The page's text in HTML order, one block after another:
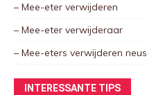
– Mee-eter verwijderen
– Mee-eter verwijderaar
– Mee-eters verwijderen neus
INTERESSANTE TIPS